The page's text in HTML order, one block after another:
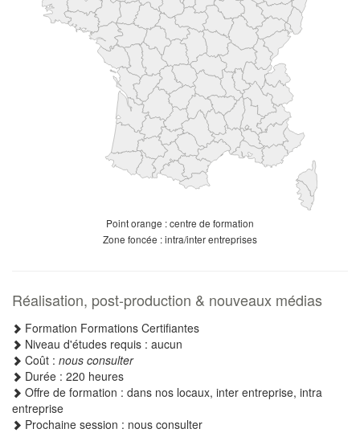
Point orange : centre de formation
Zone foncée : intra/inter entreprises
Réalisation, post-production & nouveaux médias
Formation Formations Certifiantes
Niveau d'études requis : aucun
Coût : nous consulter
Durée : 220 heures
Offre de formation : dans nos locaux, inter entreprise, intra
entreprise
Prochaine session : nous consulter